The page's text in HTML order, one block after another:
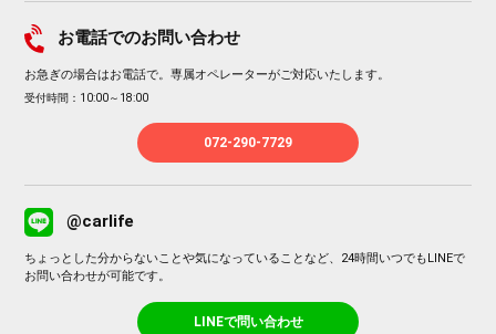
お電話でのお問い合わせ
お急ぎの場合はお電話で。専属オペレーターがご対応いたします。
受付時間：10:00～18:00
072-290-7729
@carlife
ちょっとした分からないことや気になっていることなど、24時間いつでもLINEで
お問い合わせが可能です。
LINEで問い合わせ